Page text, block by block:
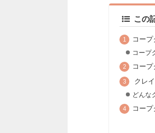
この
コー
コープ
コー
クレ
どんな
コー